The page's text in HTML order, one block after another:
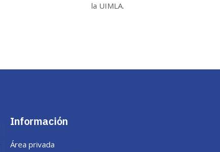
la UIMLA.
Información
Área privada